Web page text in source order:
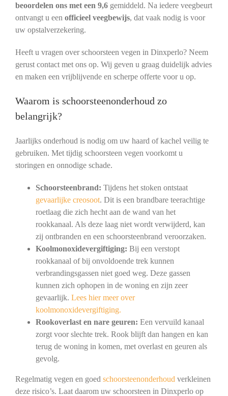
beoordelen ons met een 9,6gemiddeld. Na iedere veegbeurt
ontvangt u een officieel veegbewijs, dat vaak nodig is voor
uw opstalverzekering.
Heeft u vragen over schoorsteen vegen in Dinxperlo? Neem
gerust contact met ons op. Wij geven u graag duidelijk advies
en maken een vrijblijvende en scherpe offerte voor u op.
Waarom is schoorsteenonderhoud zo
belangrijk?
Jaarlijks onderhoud is nodig om uw haard of kachel veilig te
gebruiken. Met tijdig schoorsteen vegen voorkomt u
storingen en onnodige schade.
Schoorsteenbrand: Tijdens het stoken ontstaat
gevaarlijke creosoot. Dit is een brandbare teerachtige
roetlaag die zich hecht aan de wand van het
rookkanaal. Als deze laag niet wordt verwijderd, kan
zij ontbranden en een schoorsteenbrand veroorzaken.
Koolmonoxidevergiftiging: Bij een verstopt
rookkanaal of bij onvoldoende trek kunnen
verbrandingsgassen niet goed weg. Deze gassen
kunnen zich ophopen in de woning en zijn zeer
gevaarlijk. Lees hier meer over
koolmonoxidevergiftiging.
Rookoverlast en nare geuren: Een vervuild kanaal
zorgt voor slechte trek. Rook blijft dan hangen en kan
terug de woning in komen, met overlast en geuren als
gevolg.
Regelmatig vegen en goed schoorsteenonderhoud verkleinen
deze risico’s. Laat daarom uw schoorsteen in Dinxperlo op